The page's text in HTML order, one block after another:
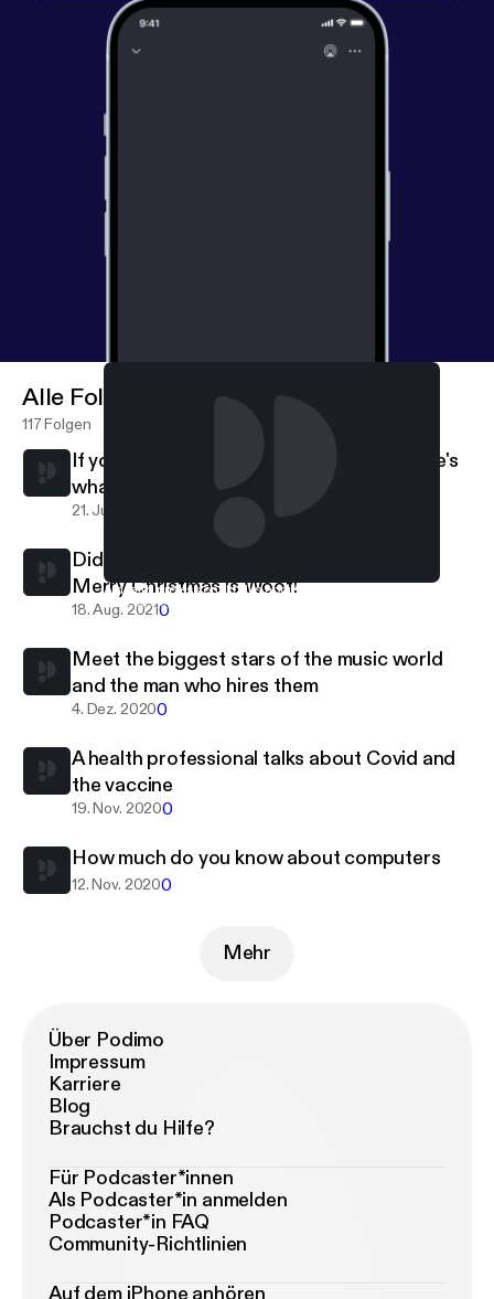
A health professional talks about Covid and the vaccine
Life Happens
Alle Folgen
117 Folgen
If you've ever had a problem sleeping, here's
what you need to know
21. Juli 2022
Did you know one of the best ways to say
Merry Christmas is Woof!
18. Aug. 20210
Meet the biggest stars of the music world
and the man who hires them
4. Dez. 20200
A health professional talks about Covid and
the vaccine
19. Nov. 20200
How much do you know about computers
12. Nov. 20200
Mehr
Über Podimo
Impressum
Karriere
Blog
Brauchst du Hilfe?
Für Podcaster*innen
Als Podcaster*in anmelden
Podcaster*in FAQ
Community-Richtlinien
Auf dem iPhone anhören